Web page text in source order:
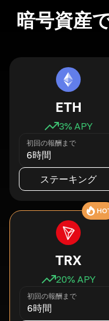
暗号資産
ETH
3% APY
初回の報酬まで
6時間
ステーキング
TRX
20% APY
初回の報酬まで
6時間